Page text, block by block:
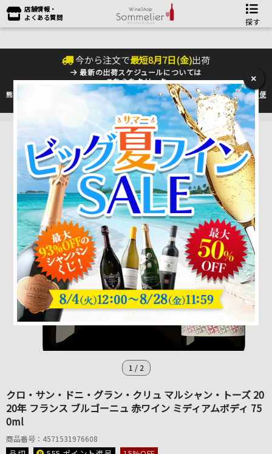
店舗情報・
よくある質問
探す
今から注文で最短8月7日(金)出荷
最新の出荷スケジュールについては
こちらをクリック
熊本地震の影響により九州への配送に遅れが生じております。最新情報は佐川急便
のHP
をご確認下さい。
1 / 2
クロ・サン・ドニ・グラン・クリュ マルシャン・トーズ 20
20年 フランス ブルゴーニュ 赤ワイン ミディアムボディ 75
0ml
商品番号：4571531976608
×